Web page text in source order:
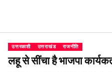
उत्तरकाशी उत्तराखंड राजनीति
लहू से सींचा है भाजपा